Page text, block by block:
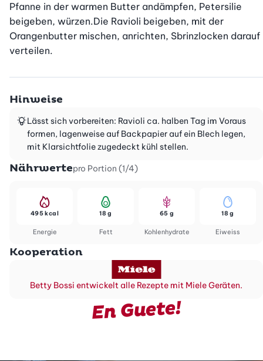
Pfanne in der warmen Butter andämpfen, Petersilie
beigeben, würzen.Die Ravioli beigeben, mit der
Orangenbutter mischen, anrichten, Sbrinzlocken darauf
verteilen.
Hinweise
Lässt sich vorbereiten: Ravioli ca. halben Tag im Voraus
formen, lagenweise auf Backpapier auf ein Blech legen,
mit Klarsichtfolie zugedeckt kühl stellen.
Nährwertepro Portion (1/4)
Energie
495 kcal
Fett
18 g
Kohlenhydrate
65 g
Eiweiss
18 g
Kooperation
Betty Bossi entwickelt alle Rezepte mit Miele Geräten.
En Guete!